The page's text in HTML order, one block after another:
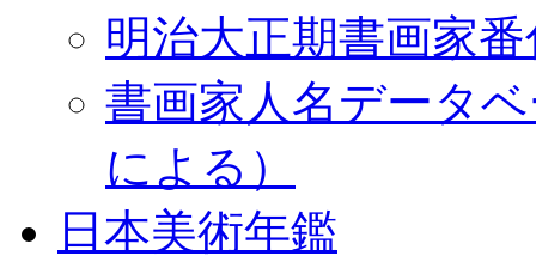
明治大正期書画家
書画家人名データ
による）
日本美術年鑑